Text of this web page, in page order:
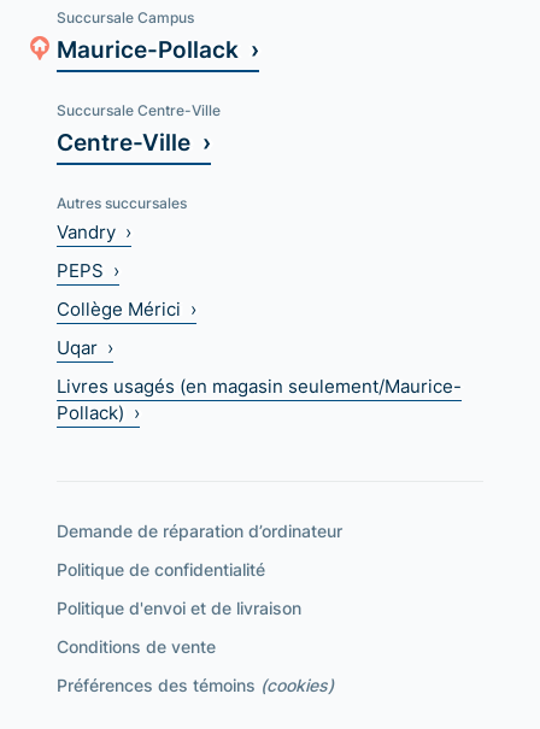
Succursale Campus
Maurice-Pollack ›
Succursale Centre-Ville
Centre-Ville ›
Autres succursales
Vandry ›
PEPS ›
Collège Mérici ›
Uqar ›
Livres usagés (en magasin seulement/Maurice-
Pollack) ›
Demande de réparation d’ordinateur
Politique de confidentialité
Politique d'envoi et de livraison
Conditions de vente
Préférences des témoins (cookies)